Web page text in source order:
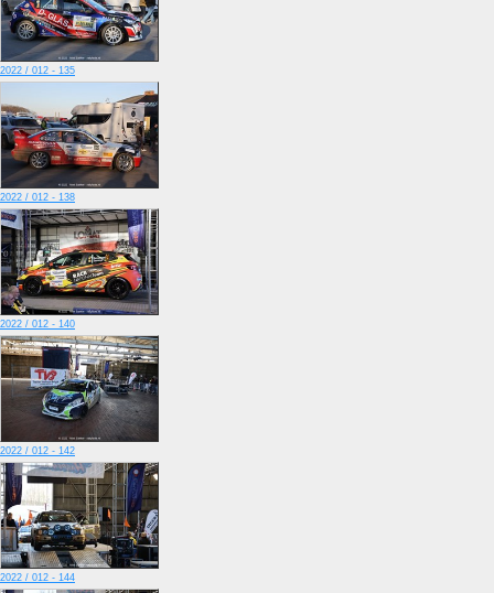
2022 / 012 - 135
2022 / 012 - 138
2022 / 012 - 140
2022 / 012 - 142
2022 / 012 - 144